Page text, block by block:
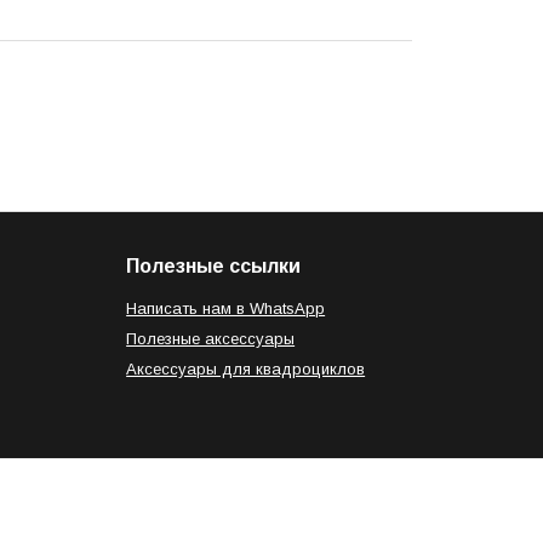
Полезные ссылки
Написать нам в WhatsApp
Полезные аксессуары
Аксессуары для квадроциклов